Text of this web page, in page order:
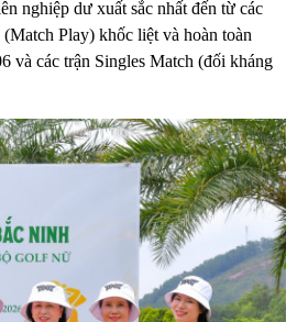
nghiệp dư xuất sắc nhất đến từ các
Play) khốc liệt và hoàn toàn
và các trận Singles Match (đối kháng